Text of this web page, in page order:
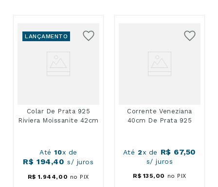
LANÇAMENTO
Colar De Prata 925
Riviera Moissanite 42cm
Até10x de
R$ 194,40 s/ juros
R$ 1. 944, 00 no PIX
Corrente Veneziana
40cm De Prata 925
Até 2x de R$ 67,50
s/ juros
R$ 135, 00 no PIX